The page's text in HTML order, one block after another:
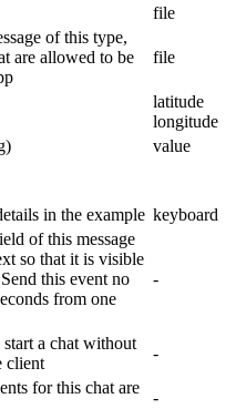
file
of this type,
are allowed to be
file
latitude
longitude
value
in the example keyboard
of this message
so that it is visible
this event no
from one
-
a chat without
client
-
for this chat are
-